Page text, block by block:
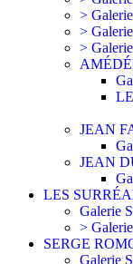
>
>
>
JEAN
JEAN
LES
Galerie
>
SERGE
Galerie